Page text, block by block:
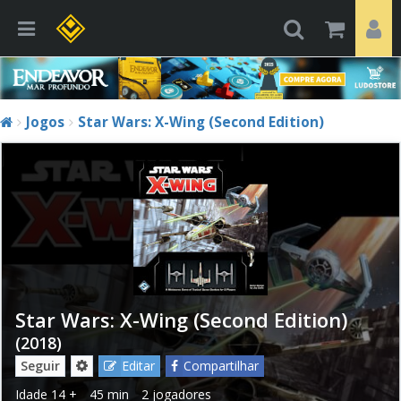
Jogos Star Wars: X-Wing (Second Edition)
Star Wars: X-Wing (Second Edition)
(2018)
Seguir Editar
Compartilhar
Idade 14 + 45 min 2 jogadores